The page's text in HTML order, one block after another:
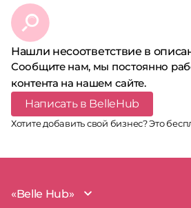
Нашли несоответствие в
Сообщите нам, мы постоянно
контента на нашем сайте.
Написать в BelleHub
Хотите добавить свой бизнес? Это
«Belle Hub»